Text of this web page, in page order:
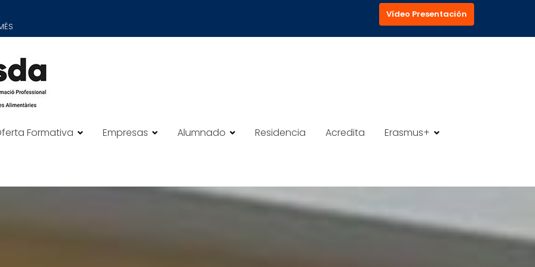
Vídeo Presentación
Formativa Empresas Alumnado Residencia Acredita Erasmus+